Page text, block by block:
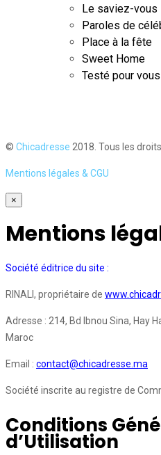
Le saviez-vous
Paroles de
Place à la fête
Sweet Home
Testé pour vous
© Chicadresse 2018. Tous les
Mentions légales & CGU
×
Mentions
Société éditrice du site :
RINALI, propriétaire de
Adresse : 214, Bd Ibnou Sina, Hay
Maroc
Email : contact@chicadresse.ma
Société inscrite au registre de
Conditions
d’Utilisation